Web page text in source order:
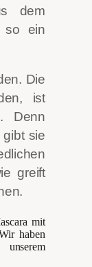
dem
so ein
Die
ist
Denn
sie
greift
mit
haben